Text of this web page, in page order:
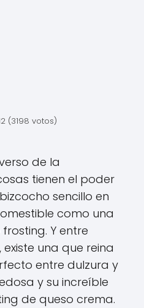
(3198 votos)
de la
tienen el poder
sencillo en
como una
Y entre
una que reina
entre dulzura y
y su increíble
de queso crema.